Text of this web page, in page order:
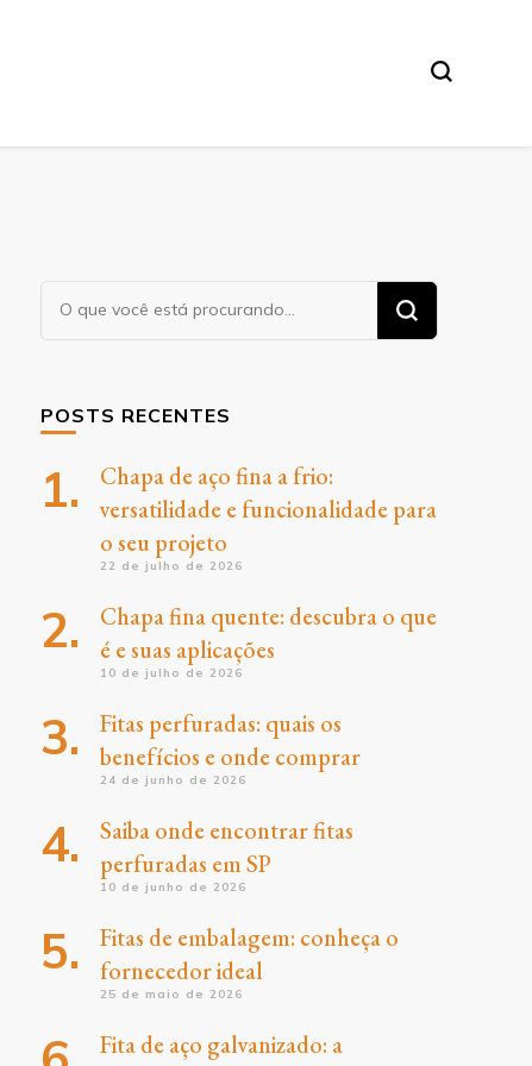
Procurando
algo?
POSTS RECENTES
Chapa de aço fina a frio:
versatilidade e funcionalidade para
o seu projeto
22 de julho de 2026
Chapa fina quente: descubra o que
é e suas aplicações
10 de julho de 2026
Fitas perfuradas: quais os
benefícios e onde comprar
24 de junho de 2026
Saiba onde encontrar fitas
perfuradas em SP
10 de junho de 2026
Fitas de embalagem: conheça o
fornecedor ideal
25 de maio de 2026
Fita de aço galvanizado: a